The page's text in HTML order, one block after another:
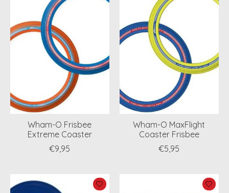
Wham-O Frisbee
Extreme Coaster
€9,95
Wham-O MaxFlight
Coaster Frisbee
€5,95